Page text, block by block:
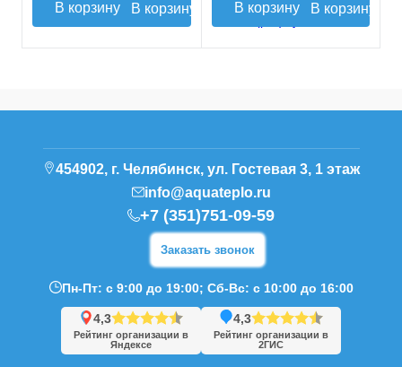
В корзину В корзину
454902, г. Челябинск, ул. Гостевая 3, 1 этаж
info@aquateplo.ru
+7 (351)751-09-59
Заказать звонок
Пн-Пт: с 9:00 до 19:00; Сб-Вс: с 10:00 до 16:00
4,3
Рейтинг организации в
Яндексе
4,3
Рейтинг организации в
2ГИС